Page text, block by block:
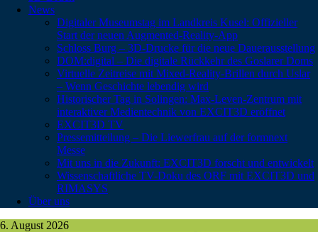
News
Digitaler Museumstag im Landkreis Kusel: Offizieller
Start der neuen Augmented-Reality-App
Schloss Burg – 3D-Drucke für die neue Dauerausstellung
DOM:digital – Die digitale Rückkehr des Goslarer Doms
Virtuelle Zeitreise mit Mixed-Reality-Brillen durch Uslar
– Wenn Geschichte lebendig wird
Historischer Tag in Solingen: Max-Leven-Zentrum mit
interaktiver Medientechnik von EXCIT3D eröffnet
EXCIT3D TV
Pressemitteilung – Die Liewerfrau auf der formnext
Messe
Mit uns in die Zukunft: EXCIT3D forscht und entwickelt
Wissenschaftliche TV-Doku des ORF mit EXCIT3D und
RIMASYS
Über uns
6. August 2026